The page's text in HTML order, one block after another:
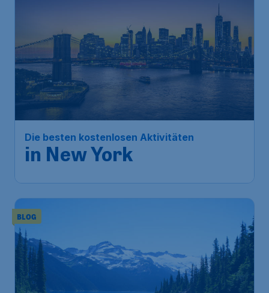
Die besten kostenlosen Aktivitäten
in New York
BLOG